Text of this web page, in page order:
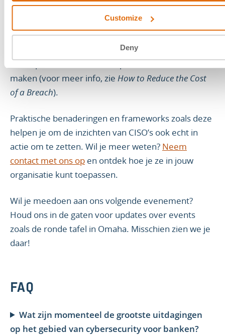
Customize
Deny
inbreuken flink te verlagen. Werkt dat echt? Ik ben
ervan overtuigd van wel: uit recente analyses blijkt
dat Zero Trust as a Service (ZTaaS) de kosten van
inbreuken met wel 75% kan verminderen door de
kans op incidenten én de impact ervan kleiner te
maken (voor meer info, zie How to Reduce the Cost
of a Breach).
Praktische benaderingen en frameworks zoals deze
helpen je om de inzichten van CISO’s ook echt in
actie om te zetten. Wil je meer weten? Neem
contact met ons op en ontdek hoe je ze in jouw
organisatie kunt toepassen.
Wil je meedoen aan ons volgende evenement?
Houd ons in de gaten voor updates over events
zoals de ronde tafel in Omaha. Misschien zien we je
daar!
FAQ
Wat zijn momenteel de grootste uitdagingen
op het gebied van cybersecurity voor banken?